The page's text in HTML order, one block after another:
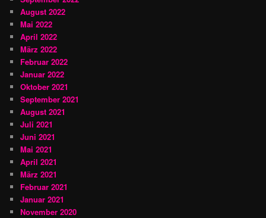
August 2022
Mai 2022
April 2022
März 2022
Februar 2022
Januar 2022
Oktober 2021
September 2021
August 2021
Juli 2021
Juni 2021
Mai 2021
April 2021
März 2021
Februar 2021
Januar 2021
November 2020